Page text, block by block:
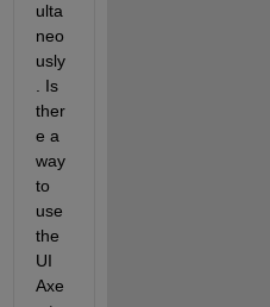
ulta
neo
usly
. Is
ther
e a
way
to
use
the
UI
Axe